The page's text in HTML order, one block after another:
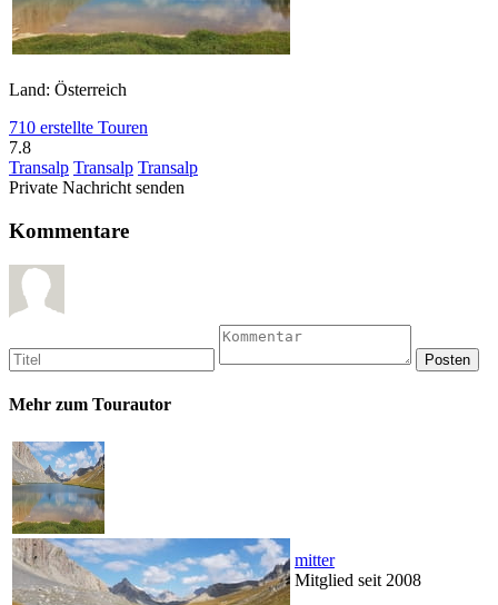
Land: Österreich
710 erstellte Touren
7.8
Transalp Transalp Transalp
Private Nachricht senden
Kommentare
Mehr zum Tourautor
mitter
Mitglied seit 2008